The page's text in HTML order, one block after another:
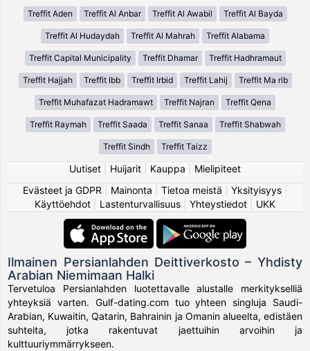
Treffit Aden Treffit Al Anbar Treffit Al Awabil Treffit Al Bayda
Treffit Al Hudaydah Treffit Al Mahrah Treffit Alabama
Treffit Capital Municipality Treffit Dhamar Treffit Hadhramaut
Treffit Hajjah Treffit Ibb Treffit Irbid Treffit Lahij Treffit Ma rib
Treffit Muhafazat Hadramawt Treffit Najran Treffit Qena
Treffit Raymah Treffit Saada Treffit Sanaa Treffit Shabwah
Treffit Sindh Treffit Taizz
Uutiset Huijarit Kauppa
Mielipiteet
Evästeet ja GDPR
Mainonta Tietoa meistä Yksityisyys|
Käyttöehdot
Lastenturvallisuus Yhteystiedot UKK
Ilmainen Persianlahden Deittiverkosto – Yhdisty
Arabian Niemimaan Halki
Tervetuloa Persianlahden luotettavalle alustalle merkitykselliä
yhteyksiä varten. Gulf-dating.com tuo yhteen singluja Saudi-
Arabian, Kuwaitin, Qatarin, Bahrainin ja Omanin alueelta, edistäen
suhteita, jotka rakentuvat jaettuihin arvoihin ja
kulttuuriymmärrykseen.